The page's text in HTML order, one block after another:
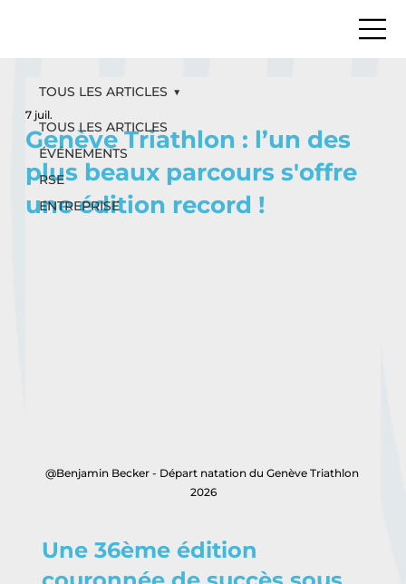
TOUS LES ARTICLES
ÉVÉNEMENTS
RSE
ENTREPRISE
TOUS LES ARTICLES
Genève Triathlon : l’un des
plus beaux parcours s'offre
une édition record !
7 juil.
@Benjamin Becker - Départ natation du Genève Triathlon
2026
Une 36ème édition